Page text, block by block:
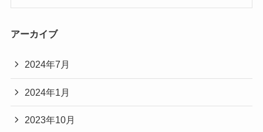
アーカイブ
2024年7月
2024年1月
2023年10月